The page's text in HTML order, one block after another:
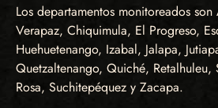
Los departamentos monitoreados
Verapaz, Chiquimula, El Progreso,
Huehuetenango, Izabal, Jalapa,
Quetzaltenango, Quiché, Retalhuleu,
Rosa, Suchitepéquez y Zacapa.